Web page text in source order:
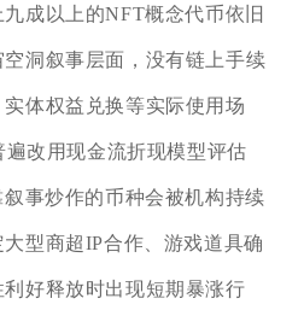
成以上的NFT概念代币依旧
洞叙事层面，没有链上手续
体权益兑换等实际使用场
改用现金流折现模型评估
事炒作的币种会被机构持续
型商超IP合作、游戏道具确
好释放时出现短期暴涨行